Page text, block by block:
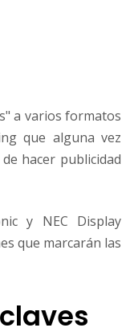
a varios formatos
que alguna vez
hacer publicidad
y NEC Display
que marcarán las